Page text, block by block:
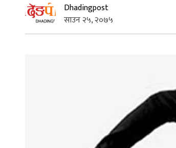
Dhadingpost
साउन २५, २०७५